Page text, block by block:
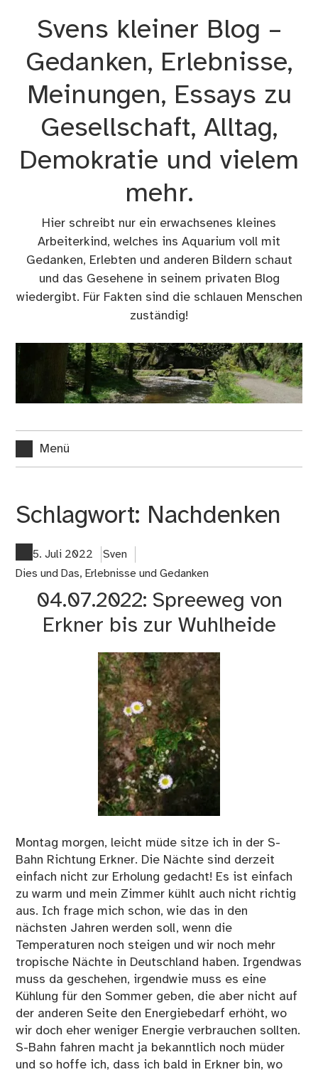
Svens kleiner Blog –
Gedanken, Erlebnisse,
Meinungen, Essays zu
Gesellschaft, Alltag,
Demokratie und vielem
mehr.
Hier schreibt nur ein erwachsenes kleines
Arbeiterkind, welches ins Aquarium voll mit
Gedanken, Erlebten und anderen Bildern schaut
und das Gesehene in seinem privaten Blog
wiedergibt. Für Fakten sind die schlauen Menschen
zuständig!
Menü
Schlagwort: Nachdenken
5. Juli 2022
Sven
Dies und Das, Erlebnisse und Gedanken
04.07.2022: Spreeweg von
Erkner bis zur Wuhlheide
Montag morgen, leicht müde sitze ich in der S-
Bahn Richtung Erkner. Die Nächte sind derzeit
einfach nicht zur Erholung gedacht! Es ist einfach
zu warm und mein Zimmer kühlt auch nicht richtig
aus. Ich frage mich schon, wie das in den
nächsten Jahren werden soll, wenn die
Temperaturen noch steigen und wir noch mehr
tropische Nächte in Deutschland haben. Irgendwas
muss da geschehen, irgendwie muss es eine
Kühlung für den Sommer geben, die aber nicht auf
der anderen Seite den Energiebedarf erhöht, wo
wir doch eher weniger Energie verbrauchen sollten.
S-Bahn fahren macht ja bekanntlich noch müder
und so hoffe ich, dass ich bald in Erkner bin, wo